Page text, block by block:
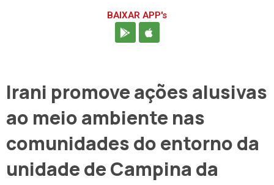
BAIXAR APP's
Irani promove ações alusivas
ao meio ambiente nas
comunidades do entorno da
unidade de Campina da